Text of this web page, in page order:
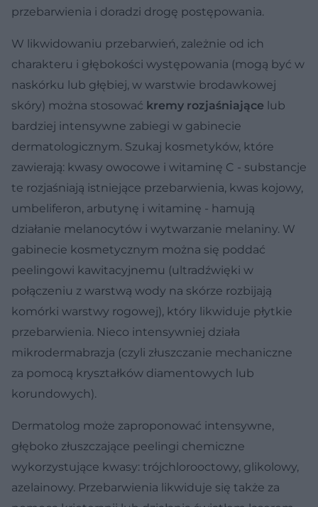
przebarwienia i doradzi drogę postępowania.
W likwidowaniu przebarwień, zależnie od ich
charakteru i głębokości występowania (mogą być w
naskórku lub głębiej, w warstwie brodawkowej
skóry) można stosować kremy rozjaśniające lub
bardziej intensywne zabiegi w gabinecie
dermatologicznym. Szukaj kosmetyków, które
zawierają: kwasy owocowe i witaminę C - substancje
te rozjaśniają istniejące przebarwienia, kwas kojowy,
umbeliferon, arbutynę i witaminę - hamują
działanie melanocytów i wytwarzanie melaniny. W
gabinecie kosmetycznym można się poddać
peelingowi kawitacyjnemu (ultradźwięki w
połączeniu z warstwą wody na skórze rozbijają
komórki warstwy rogowej), który likwiduje płytkie
przebarwienia. Nieco intensywniej działa
mikrodermabrazja (czyli złuszczanie mechaniczne
za pomocą kryształków diamentowych lub
korundowych).
Dermatolog może zaproponować intensywne,
głęboko złuszczające peelingi chemiczne
wykorzystujące kwasy: trójchlorooctowy, glikolowy,
azelainowy. Przebarwienia likwiduje się także za